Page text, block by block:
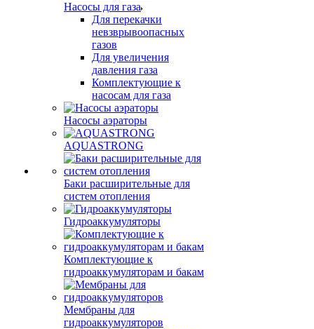
Насосы для газа
Для перекачки
невзврывоопасных
газов
Для увеличения
давления газа
Комплектующие к
насосам для газа
Насосы аэраторы
AQUASTRONG
Баки расширительные для
систем отопления
Гидроаккумуляторы
Комплектующие к
гидроаккумуляторам и бакам
Мембраны для
гидроаккумуляторов